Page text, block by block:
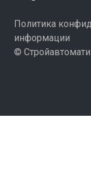
Политика
информации
©